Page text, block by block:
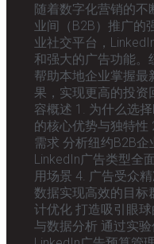
随着数字化营销的不
业间（B2B）推广的
业社交平台，
和强大的广告功能。
帮助本地企业掌握最
果，实现更高的投资
容概述 1. 为什么选
的核心优势与独特性
需求 分析纽约B2B企
LinkedIn广告类型全
用场景 4. 广告受众
数据实现高效的目标
计优化 打造吸引眼
与数据分析 通过实